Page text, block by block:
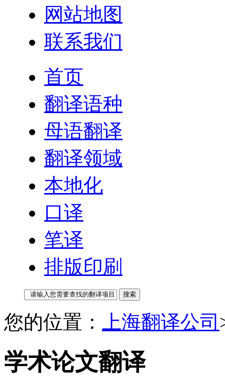
网站地图
联系我们
首页
翻译语种
母语翻译
翻译领域
本地化
口译
笔译
排版印刷
您的位置： 上海翻译公司
学术论文翻译